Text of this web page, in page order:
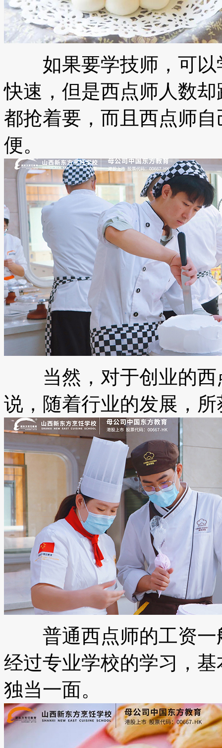
如果要学技师，可以
快速，但是西点师人数
都抢着要，而且西点师
便。
当然，对于创业的西
说，随着行业的发展，
普通西点师的工资一
经过专业学校的学习，
独当一面。